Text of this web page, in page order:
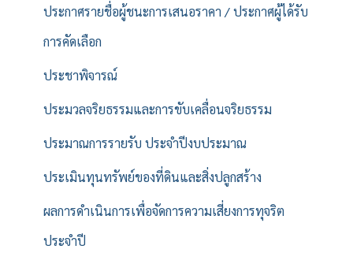
ประกาศรายชื่อผู้ชนะการเสนอราคา / ประกาศผู้ได้รับ
การคัดเลือก
ประชาพิจารณ์
ประมวลจริยธรรมและการขับเคลื่อนจริยธรรม
ประมาณการรายรับ ประจำปีงบประมาณ
ประเมินทุนทรัพย์ของที่ดินและสิ่งปลูกสร้าง
ผลการดำเนินการเพื่อจัดการความเสี่ยงการทุจริต
ประจำปี